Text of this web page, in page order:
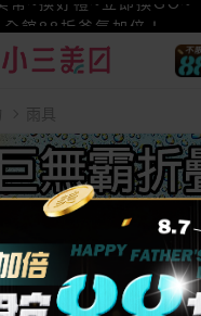
幣~換好禮~立即換GO~
支付~美幣+全點折上折
全館88折爸氣加倍！
雨具